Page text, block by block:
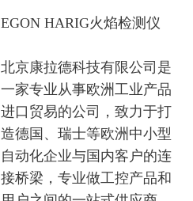
EGON HARIG火焰检测仪
北京康拉德科技有限公司是
一家专业从事欧洲工业产品
进口贸易的公司，致力于打
造德国、瑞士等欧洲中小型
自动化企业与国内客户的连
接桥梁，专业做工控产品和